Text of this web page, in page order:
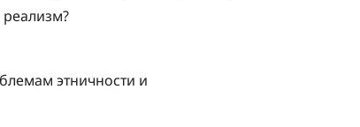
этничности и